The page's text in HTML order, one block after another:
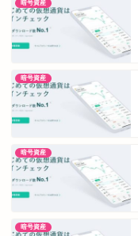
暗号資産
暗号資産
暗号資産
暗号資産